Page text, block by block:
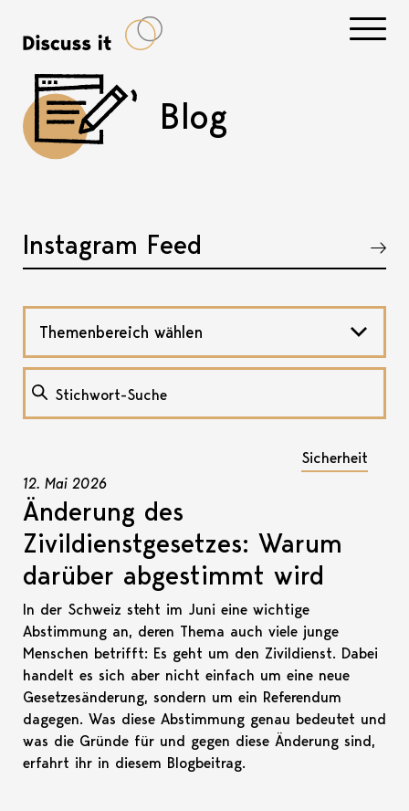
Blog
Instagram Feed
Akkordeon öffnen, bzw. schliessen
Themenbereich wählen
Sicherheit
12. Mai 2026
Änderung des
Zivildienstgesetzes: Warum
darüber abgestimmt wird
In der Schweiz steht im Juni eine wichtige
Abstimmung an, deren Thema auch viele junge
Menschen betrifft: Es geht um den Zivildienst. Dabei
handelt es sich aber nicht einfach um eine neue
Gesetzesänderung, sondern um ein Referendum
dagegen. Was diese Abstimmung genau bedeutet und
was die Gründe für und gegen diese Änderung sind,
erfahrt ihr in diesem Blogbeitrag.